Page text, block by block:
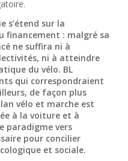
s’étend sur la
financement : malgré sa
ne suffira ni à
ni à atteindre
du vélo. BL
qui correspondraient
de façon plus
vélo et marche est
à la voiture et à
paradigme vers
pour concilier
et sociale.